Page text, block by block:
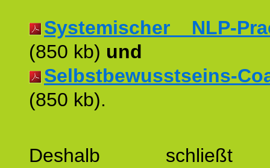
Systemischer NLP-
(850 kb) und
Selbstbewusstseins-
(850 kb).
Deshalb schließt